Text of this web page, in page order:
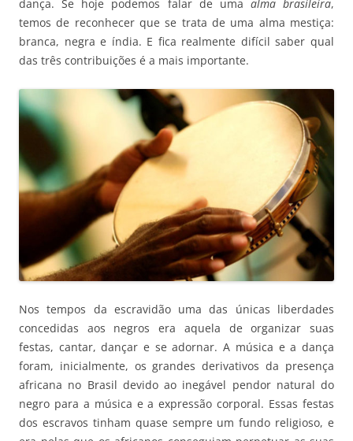
dança. Se hoje podemos falar de uma alma brasileira,
temos de reconhecer que se trata de uma alma mestiça:
branca, negra e índia. E fica realmente difícil saber qual
das três contribuições é a mais importante.
Nos tempos da escravidão uma das únicas liberdades
concedidas aos negros era aquela de organizar suas
festas, cantar, dançar e se adornar. A música e a dança
foram, inicialmente, os grandes derivativos da presença
africana no Brasil devido ao inegável pendor natural do
negro para a música e a expressão corporal. Essas festas
dos escravos tinham quase sempre um fundo religioso, e